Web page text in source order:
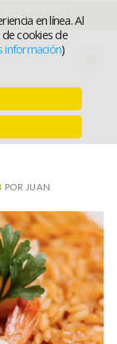
en línea. Al
cookies de
información)
DE
POR JUAN